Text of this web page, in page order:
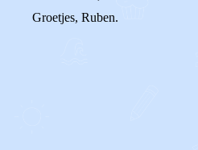
Groetjes, Ruben.